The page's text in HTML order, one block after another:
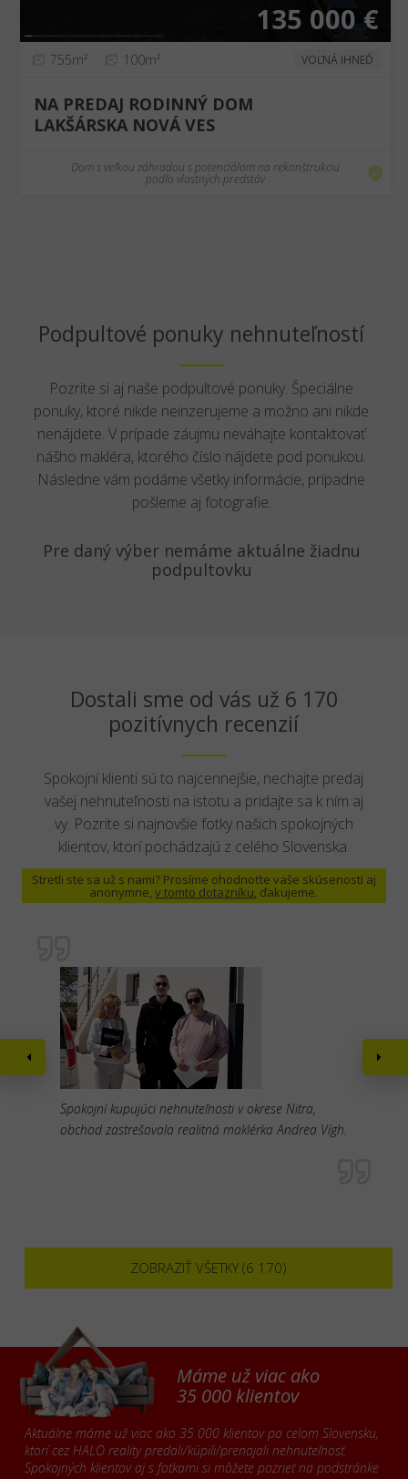
135 000 €
755m² 100m² VOĽNÁ IHNEĎ
NA PREDAJ RODINNÝ DOM
LAKŠÁRSKA NOVÁ VES
Dom s veľkou záhradou s potenciálom na rekonštrukciu
podľa vlastných predstáv
Podpultové ponuky nehnuteľností
Pozrite si aj naše podpultové ponuky. Špeciálne
ponuky, ktoré nikde neinzerujeme a možno ani nikde
nenájdete. V prípade záujmu neváhajte kontaktovať
nášho makléra, ktorého číslo nájdete pod ponukou.
Následne vám podáme všetky informácie, prípadne
pošleme aj fotografie.
Pre daný výber nemáme aktuálne žiadnu
podpultovku
Dostali sme od vás už 6 170
pozitívnych recenzií
Spokojní klienti sú to najcennejšie, nechajte predaj
vašej nehnuteľnosti na istotu a pridajte sa k ním aj
vy. Pozrite si najnovšie fotky našich spokojných
klientov, ktorí pochádzajú z celého Slovenska.
Stretli ste sa už s nami? Prosíme ohodnoťte vaše skúsenosti aj
anonymne,v tomto dotazníku, ďakujeme.
Spokojní kupujúci nehnuteľnosti v okrese Nitra,
obchod zastrešovala realitná maklérka Andrea Vígh.
ZOBRAZIŤ VŠETKY (6 170)
Máme už viac ako
35 000 klientov
Aktuálne máme už viac ako 35 000 klientov po celom Slovensku,
ktorí cez HALO reality predali/kúpili/prenajali nehnuteľnosť.
Spokojných klientov aj s fotkami si môžete pozrieť na podstránke